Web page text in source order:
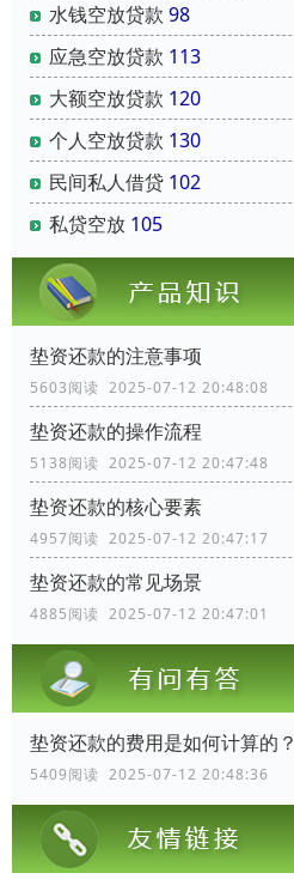
水钱空放贷款 98
应急空放贷款 113
大额空放贷款 120
个人空放贷款 130
民间私人借贷 102
私贷空放 105
垫资还款的注意事项
5603阅读 2025-07-12 20:48:08
垫资还款的操作流程
5138阅读 2025-07-12 20:47:48
垫资还款的核心要素
4957阅读 2025-07-12 20:47:17
垫资还款的常见场景
4885阅读 2025-07-12 20:47:01
垫资还款的费用是如何计算的？
5409阅读 2025-07-12 20:48:36